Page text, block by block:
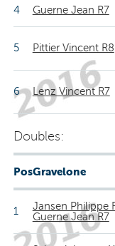
4 Guerne Jean R7
5 Pittier Vincent R8
6 Lenz Vincent R7
Doubles:
PosGravelone
1
Jansen Philippe
Guerne Jean R7